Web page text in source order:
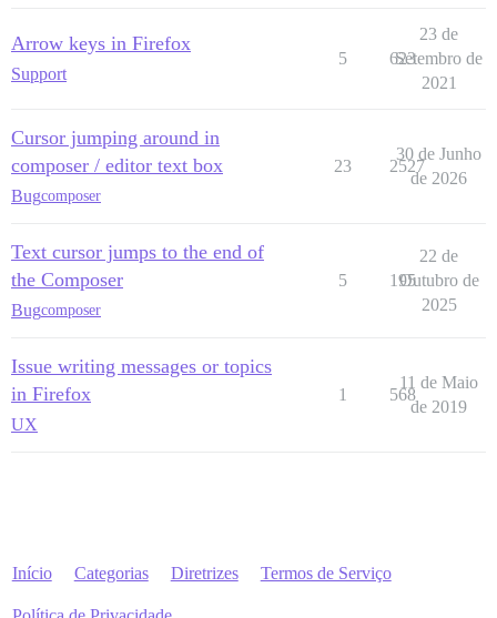
Arrow keys in Firefox
Support
5 623
23 de
Setembro de
2021
Cursor jumping around in
composer / editor text box
Bugcomposer
23 2527
30 de Junho
de 2026
Text cursor jumps to the end of
the Composer
Bugcomposer
5 195
22 de
Outubro de
2025
Issue writing messages or topics
in Firefox
UX
1 568
11 de Maio
de 2019
Início Categorias Diretrizes Termos de Serviço